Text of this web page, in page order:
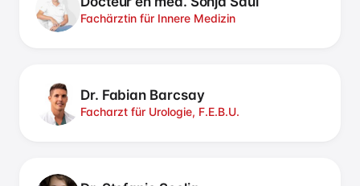
Fachärztin für Innere Medizin
Dr. Fabian Barcsay
Facharzt für Urologie, F.E.B.U.